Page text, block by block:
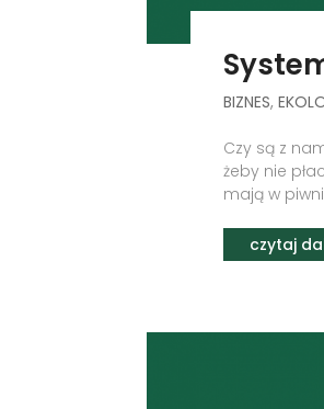
BIZNES,
Czy są z
żeby nie
mają w
czytaj